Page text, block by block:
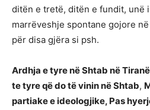
ditën e tretë, ditën e fundit, unë
marrëveshje spontane gojore
për disa gjëra si psh.
Ardhja e tyre në Shtab në
te tyre që do të vinin në Shtab,
partiake e ideologjike, Pas